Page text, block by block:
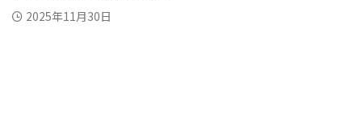
2025年11月30日